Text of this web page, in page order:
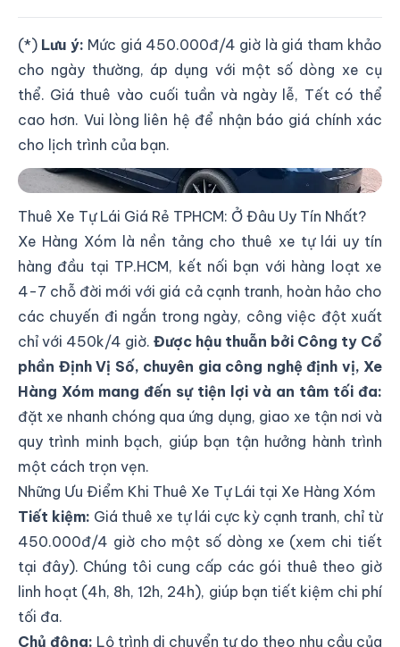
(*) Lưu ý: Mức giá 450.000đ/4 giờ là giá tham khảo
cho ngày thường, áp dụng với một số dòng xe cụ
thể. Giá thuê vào cuối tuần và ngày lễ, Tết có thể
cao hơn. Vui lòng liên hệ để nhận báo giá chính xác
cho lịch trình của bạn.
Thuê Xe Tự Lái Giá Rẻ TP.HCM
Thuê Xe Tự Lái Giá Rẻ TPHCM: Ở Đâu Uy Tín Nhất?
Xe Hàng Xóm là nền tảng cho thuê xe tự lái uy tín
hàng đầu tại TP.HCM, kết nối bạn với hàng loạt xe
4-7 chỗ đời mới với giá cả cạnh tranh, hoàn hảo cho
các chuyến đi ngắn trong ngày, công việc đột xuất
chỉ với 450k/4 giờ. Được hậu thuẫn bởi Công ty Cổ
phần Định Vị Số, chuyên gia công nghệ định vị, Xe
Hàng Xóm mang đến sự tiện lợi và an tâm tối đa:
đặt xe nhanh chóng qua ứng dụng, giao xe tận nơi và
quy trình minh bạch, giúp bạn tận hưởng hành trình
một cách trọn vẹn.
Những Ưu Điểm Khi Thuê Xe Tự Lái tại Xe Hàng Xóm
Tiết kiệm: Giá thuê xe tự lái cực kỳ cạnh tranh, chỉ từ
450.000đ/4 giờ cho một số dòng xe (xem chi tiết
tại đây). Chúng tôi cung cấp các gói thuê theo giờ
linh hoạt (4h, 8h, 12h, 24h), giúp bạn tiết kiệm chi phí
tối đa.
Chủ động: Lộ trình di chuyển tự do theo nhu cầu của